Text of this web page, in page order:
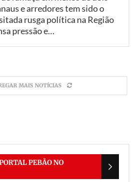
e arredores tem sido o
rusga política na Região
pressão e…
MAIS NOTÍCIAS
PEBÃO NO